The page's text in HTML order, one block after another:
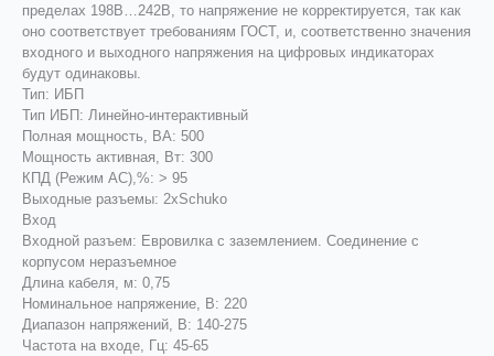
пределах 198В…242В, то напряжение не корректируется, так как
оно соответствует требованиям ГОСТ, и, соответственно значения
входного и выходного напряжения на цифровых индикаторах
будут одинаковы.
Тип: ИБП
Тип ИБП: Линейно-интерaктивный
Полная мощность, ВА: 500
Мощность активная, Вт: 300
КПД (Режим AC),%: > 95
Выходные разъемы: 2xSchuko
Вход
Входной разъем: Евровилка с заземлением. Соединение с
корпусом неразъемное
Длина кабеля, м: 0,75
Номинальное напряжение, В: 220
Диапазон напряжений, В: 140-275
Частота на входе, Гц: 45-65